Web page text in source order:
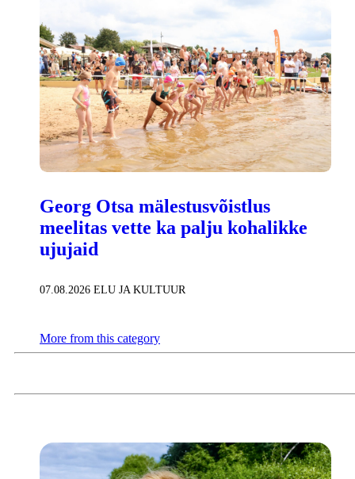
Georg Otsa mälestusvõistlus
meelitas vette ka palju kohalikke
ujujaid
07.08.2026 ELU JA KULTUUR
More from this category